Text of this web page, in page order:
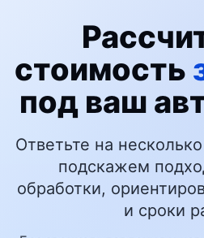
стоимость
под ваш
Ответьте на
подскажем
обработки,
и сроки